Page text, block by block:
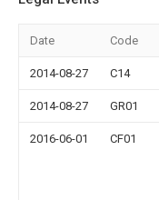
Date Code
2014-08-27 C14
2014-08-27 GR01
2016-06-01 CF01